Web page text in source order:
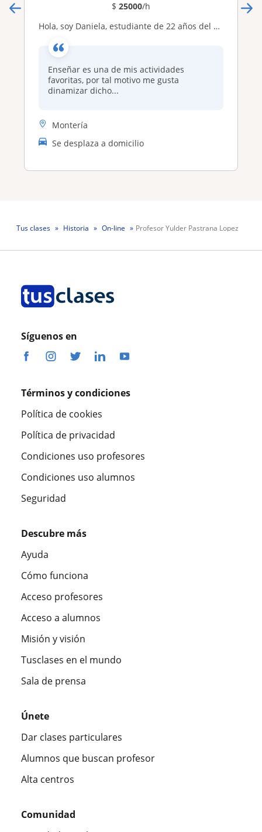
$ 25000/h
Hola, soy Daniela, estudiante de 22 años del pregrado de Licenciatura en ciencias sociales. Me considero una excelente cuasi profesora, mi área tiene la ventaja de abarcar diferentes ramas de las ciencias sociales, tales como historia, geografía, economía
Enseñar es una de mis actividades
favoritas, por tal motivo me gusta
dinamizar dicho...
Montería
Se desplaza a domicilio
Tus clases Historia On-line Profesor Yulder Pastrana Lopez
Síguenos en
Términos y condiciones
Política de cookies
Política de privacidad
Condiciones uso profesores
Condiciones uso alumnos
Seguridad
Descubre más
Ayuda
Cómo funciona
Acceso profesores
Acceso a alumnos
Misión y visión
Tusclases en el mundo
Sala de prensa
Únete
Dar clases particulares
Alumnos que buscan profesor
Alta centros
Comunidad